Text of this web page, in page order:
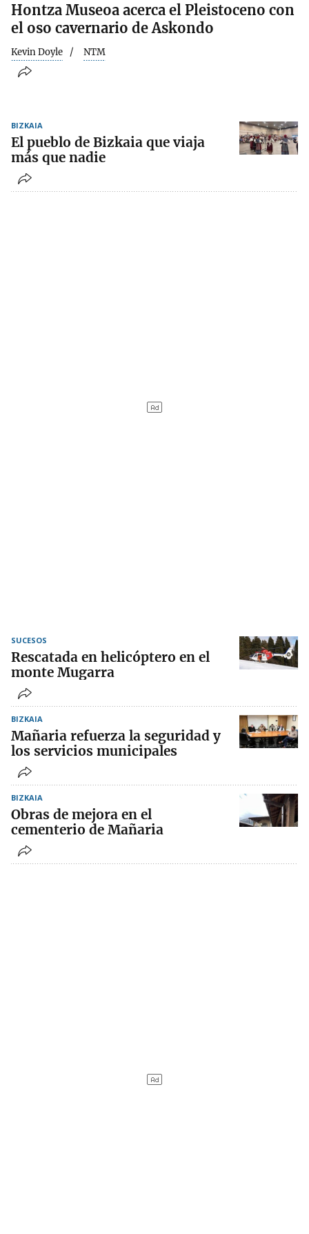
Hontza Museoa acerca el Pleistoceno con
el oso cavernario de Askondo
Kevin Doyle NTM
BIZKAIA
El pueblo de Bizkaia que viaja
más que nadie
SUCESOS
Rescatada en helicóptero en el
monte Mugarra
BIZKAIA
Mañaria refuerza la seguridad y
los servicios municipales
BIZKAIA
Obras de mejora en el
cementerio de Mañaria